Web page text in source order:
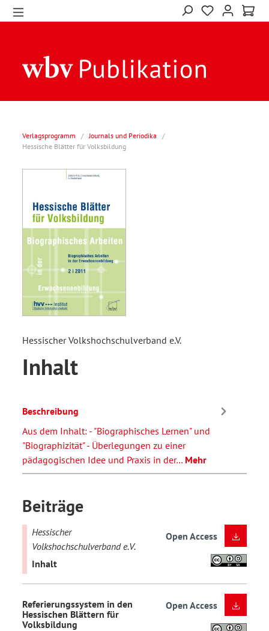
Verlagsprogramm / Journals und Periodika
/
Hessische Blätter für Volksbildung
Hessischer Volkshochschulverband e.V.
Inhalt
Beschreibung
Aus dem Inhalt: - "Biographisches Lernen" und
"Biographizität" - Überlegungen zu einer
pädagogischen Idee und Praxis in der… Mehr
Beiträge
Hessischer
Volkshochschulverband e.V.
Inhalt
Open Access
Referierungssystem in den
Hessischen Blättern für
Volksbildung
Open Access